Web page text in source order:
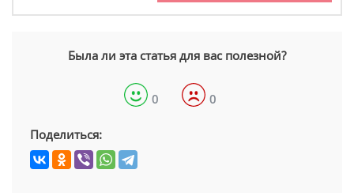
Была ли эта статья для вас полезной?
0 0
Поделиться: